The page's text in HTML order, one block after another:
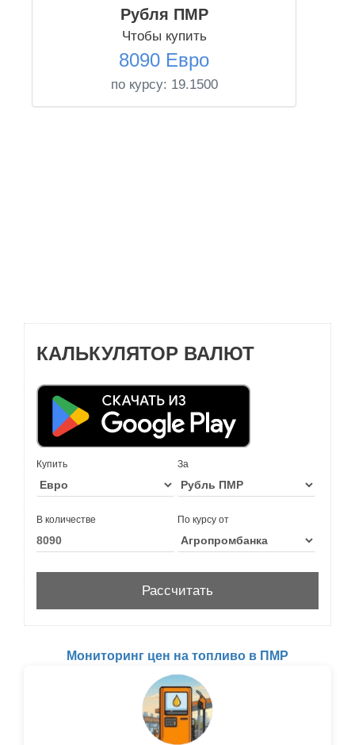
Рубля ПМР
Чтобы купить
8090 Евро
по курсу: 19.1500
КАЛЬКУЛЯТОР ВАЛЮТ
Купить За
В количестве По курсу от
Мониторинг цен на топливо в ПМР